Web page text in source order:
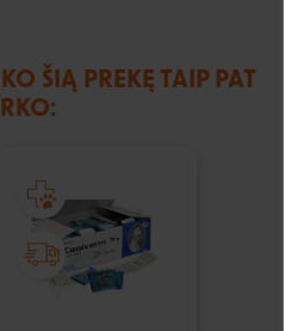
ŠIĄ PREKĘ TAIP PAT